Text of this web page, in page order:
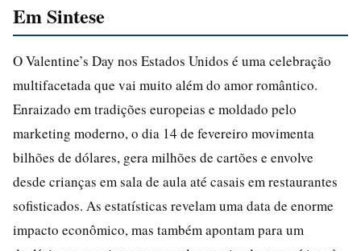
Em Sintese
O Valentine’s Day nos Estados Unidos é uma celebração
multifacetada que vai muito além do amor romântico.
Enraizado em tradições europeias e moldado pelo
marketing moderno, o dia 14 de fevereiro movimenta
bilhões de dólares, gera milhões de cartões e envolve
desde crianças em sala de aula até casais em restaurantes
sofisticados. As estatísticas revelam uma data de enorme
impacto econômico, mas também apontam para um